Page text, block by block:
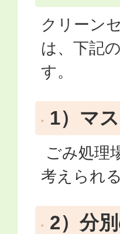
クリーン
は、下記
す。
1）マ
ごみ処理
考えられ
2）分